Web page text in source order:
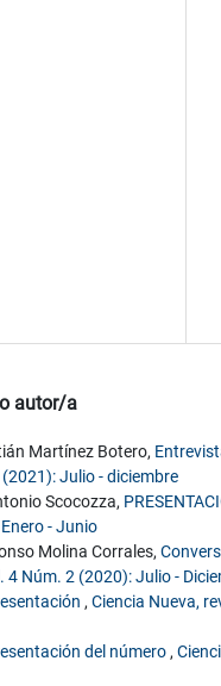
autor/a
Martínez Botero,
Julio - diciembre
Scocozza,
- Junio
Molina Corrales,
Núm. 2 (2020): Julio -
,Ciencia Nueva,
del número,